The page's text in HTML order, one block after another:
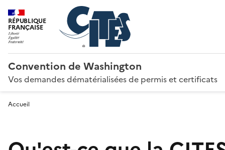
RÉPUBLIQUE
FRANÇAISE
Convention de Washington
Vos demandes dématérialisées de permis et certificats
Accueil